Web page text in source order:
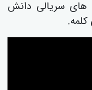
های سریالی دانش
کلمە.